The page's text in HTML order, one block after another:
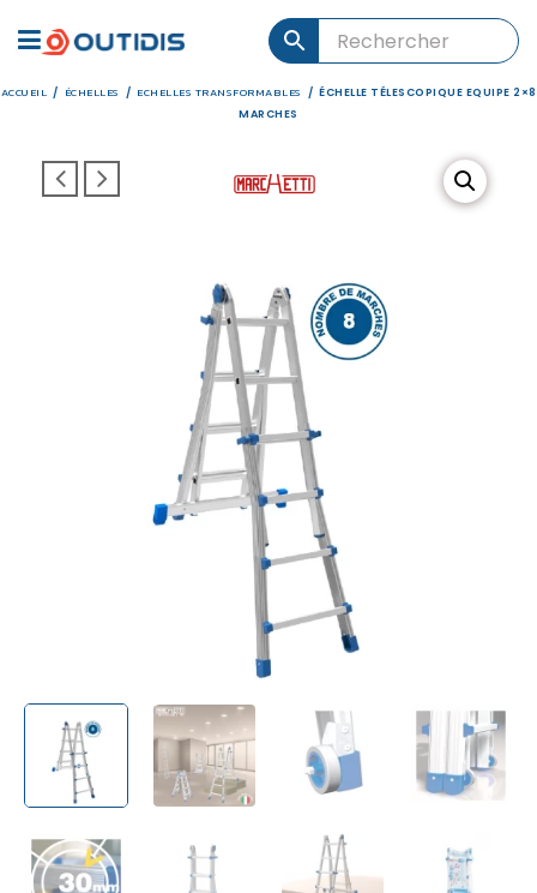
ACCUEIL / ÉCHELLES / ECHELLES TRANSFORMABLES / ÉCHELLE TÉLESCOPIQUE EQUIPE 2×8
MARCHES